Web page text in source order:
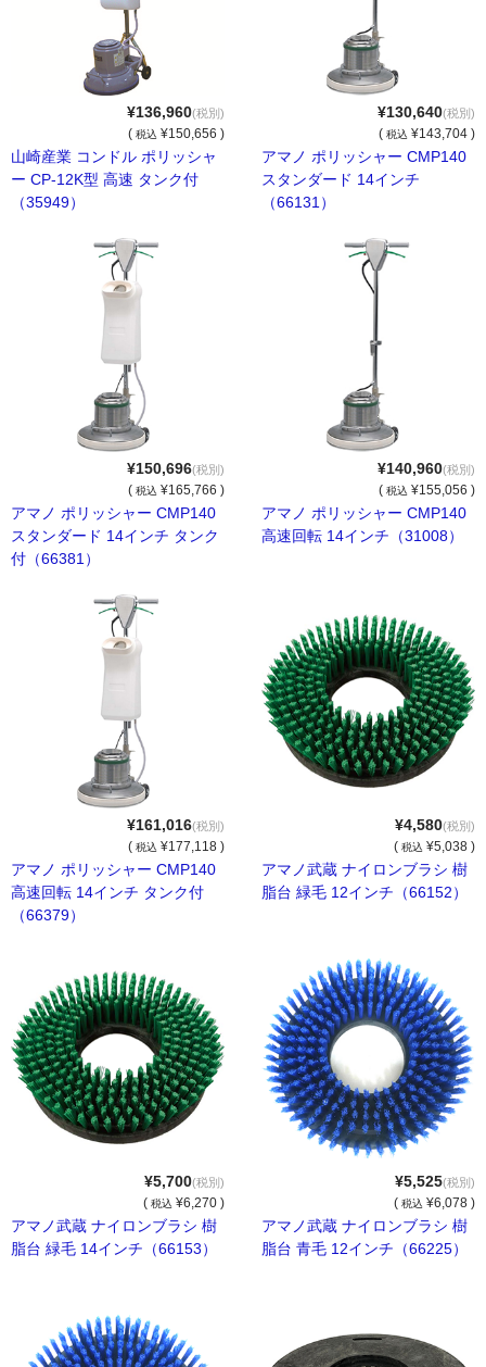
手袋・軍手
マスク・綿棒等
床清掃用品（業務用）
化学床用ワックス
ワックス剥離剤
目的別床洗浄剤
ビルメンテナンス用品
ポリッシャー類
自動床洗浄機
ポリッシャー・パッド
ほうき・モップ類
ダスタ―モップ
水拭き用モップ
ワックス用モップ
大型・体育館用モップ
床用清掃用品
ほうき・ちりとり
スコッチタワシ
窓用清掃用品
トイレ用清掃用品
エアコン洗浄用品
ヘラ・ケレン・皮スキ
その他の商品
殺虫剤
¥136,960(税別)
( 税込 ¥150,656 )
山崎産業 コンドル ポリッシャ
ー CP-12K型 高速 タンク付
（35949）
¥130,640(税別)
( 税込 ¥143,704 )
アマノ ポリッシャー CMP140
スタンダード 14インチ
（66131）
¥150,696(税別)
( 税込 ¥165,766 )
アマノ ポリッシャー CMP140
スタンダード 14インチ タンク
付（66381）
¥140,960(税別)
( 税込 ¥155,056 )
アマノ ポリッシャー CMP140
高速回転 14インチ（31008）
¥161,016(税別)
( 税込 ¥177,118 )
アマノ ポリッシャー CMP140
高速回転 14インチ タンク付
（66379）
¥4,580(税別)
( 税込 ¥5,038 )
アマノ武蔵 ナイロンブラシ 樹
脂台 緑毛 12インチ（66152）
¥5,700(税別)
( 税込 ¥6,270 )
アマノ武蔵 ナイロンブラシ 樹
脂台 緑毛 14インチ（66153）
¥5,525(税別)
( 税込 ¥6,078 )
アマノ武蔵 ナイロンブラシ 樹
脂台 青毛 12インチ（66225）